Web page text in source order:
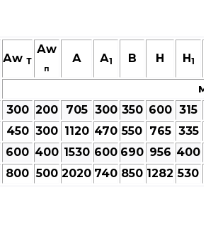
Аw Т
Аw
п
А А1 В Н H1
мм
300 200 705 300 350 600 315
450 300 1120 470 550 765 335
600 400 1530 600 690 956 400
800 500 2020 740 850 1282 530